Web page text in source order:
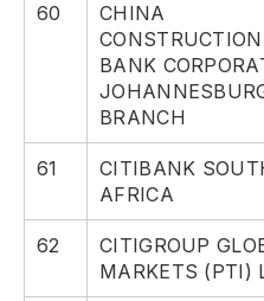
60
CHINA
CONSTRUCTION
BANK
BRANCH
61
CITIBANK
AFRICA
62
CITIGROUP
MARKETS (PTI)